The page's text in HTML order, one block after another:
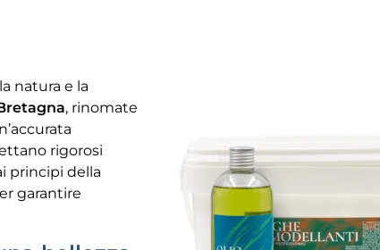
natura e la
, rinomate
rigorosi
principi della
garantire